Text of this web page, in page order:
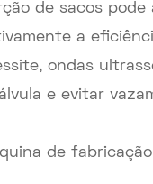
de sacos
a
ondas
e evitar
de